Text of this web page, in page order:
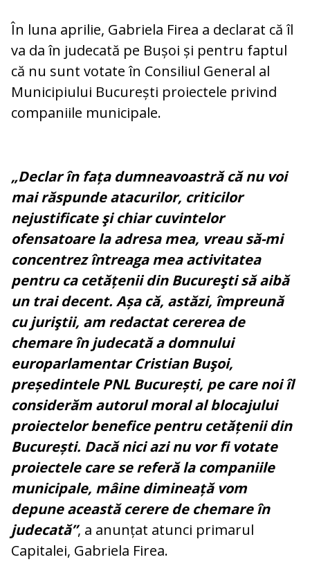
În luna aprilie, Gabriela Firea a declarat că îl
va da în judecată pe Bușoi și pentru faptul
că nu sunt votate în Consiliul General al
Municipiului București proiectele privind
companiile municipale.
„Declar în fața dumneavoastră că nu voi
mai răspunde atacurilor, criticilor
nejustificate şi chiar cuvintelor
ofensatoare la adresa mea, vreau să-mi
concentrez întreaga mea activitatea
pentru ca cetățenii din Bucureşti să aibă
un trai decent. Așa că, astăzi, împreună
cu juriştii, am redactat cererea de
chemare în judecată a domnului
europarlamentar Cristian Buşoi,
președintele PNL București, pe care noi îl
considerăm autorul moral al blocajului
proiectelor benefice pentru cetățenii din
București. Dacă nici azi nu vor fi votate
proiectele care se referă la companiile
municipale, mâine dimineață vom
depune această cerere de chemare în
judecată”, a anunțat atunci primarul
Capitalei, Gabriela Firea.